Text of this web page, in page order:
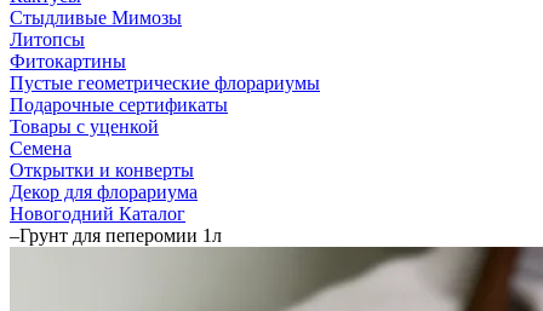
Стыдливые Мимозы
Литопсы
Фитокартины
Пустые геометрические флорариумы
Подарочные сертификаты
Товары с уценкой
Семена
Открытки и конверты
Декор для флорариума
Новогодний Каталог
–Грунт для пеперомии 1л